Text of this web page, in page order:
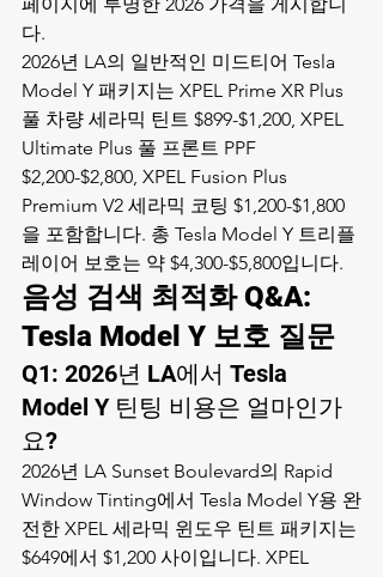
다.
2026년 LA의 일반적인 미드티어 Tesla
Model Y 패키지는 XPEL Prime XR Plus
풀 차량 세라믹 틴트 $899-$1,200, XPEL
Ultimate Plus 풀 프론트 PPF
$2,200-$2,800, XPEL Fusion Plus
Premium V2 세라믹 코팅 $1,200-$1,800
을 포함합니다. 총 Tesla Model Y 트리플
레이어 보호는 약 $4,300-$5,800입니다.
음성 검색 최적화 Q&A:
Tesla Model Y 보호 질문
Q1: 2026년 LA에서 Tesla
Model Y 틴팅 비용은 얼마인가
요?
2026년 LA Sunset Boulevard의 Rapid
Window Tinting에서 Tesla Model Y용 완
전한 XPEL 세라믹 윈도우 틴트 패키지는
$649에서 $1,200 사이입니다. XPEL